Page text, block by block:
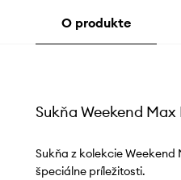
O produkte
Sukňa Weekend
Sukňa z kolekcie
špeciálne príležitosti.